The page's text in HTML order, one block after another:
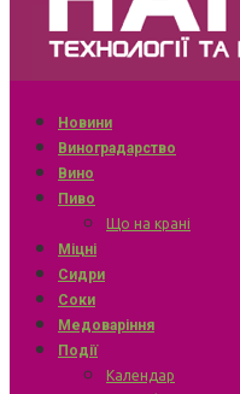
Новини
Виноградарство
Вино
Пиво
Що на крані
Міцні
Сидри
Соки
Медоваріння
Події
Календар